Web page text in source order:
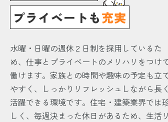
プライベートも充実
水曜・日曜の週休２日制を採用しているた
め、仕事とプライベートのメリハリをつけ
働けます。家族との時間や趣味の予定も立
やすく、しっかりリフレッシュしながら長く
活躍できる環境です。住宅・建築業界では
しく、毎週決まった休日があるため、生活リ